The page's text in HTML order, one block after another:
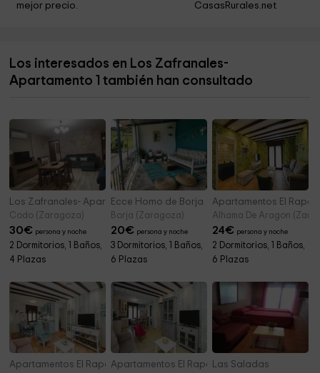
Iglesia Nuestra Señora la Mayor 9,5 km
Cementerio de Almonacid de la Cuba
Ayuntamiento De Letux
mejor precio.
CasasRurales.net
Los interesados en Los Zafranales-
Apartamento 1 también han consultado
Los Zafranales- Apartamento 2
Codo (Zaragoza)
30€ persona y noche
2 Dormitorios, 1 Baños,
4 Plazas
Ecce Homo de Borja
Borja (Zaragoza)
20€ persona y noche
3 Dormitorios, 1 Baños,
6 Plazas
Apartamentos El
Alhama De Aragon
24€ persona y noche
2 Dormitorios, 1 Baños,
6 Plazas
Apartamentos El Rapallo- La VueltaApartamentos El Rapallo- El Giro
Las Saladas